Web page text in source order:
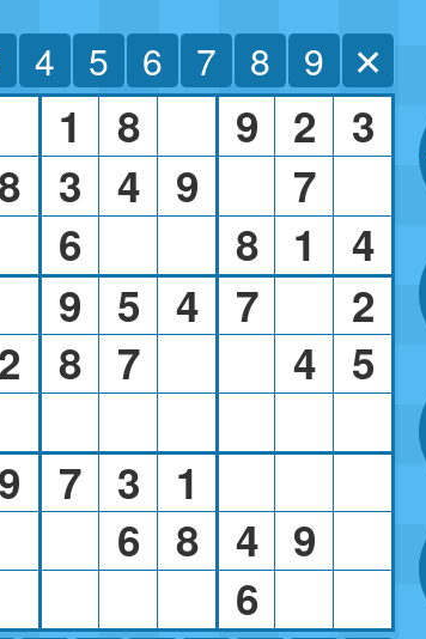
4 5 6 7 8 9 ✕
1 8 9 2
3
3 4 9
7
6
8 1
4
9 5 4 7
2
2 8 7 4
5
9
7 3
1
6 8 4
9
6